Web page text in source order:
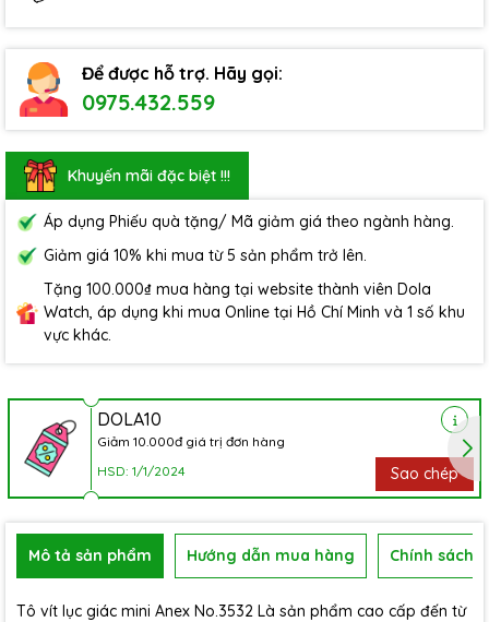
Để được hỗ trợ. Hãy gọi:
0975.432.559
Khuyến mãi đặc biệt !!!
Áp dụng Phiếu quà tặng/ Mã giảm giá theo ngành hàng.
Giảm giá 10% khi mua từ 5 sản phẩm trở lên.
Tặng 100.000₫ mua hàng tại website thành viên Dola
Watch, áp dụng khi mua Online tại Hồ Chí Minh và 1 số khu
vực khác.
DOLA10
Giảm 10.000đ giá trị đơn hàng
HSD: 1/1/2024
Sao chép
Mô tả sản phẩm Hướng dẫn mua hàng Chính sách
Tô vít lục giác mini Anex No.3532 Là sản phẩm cao cấp đến từ